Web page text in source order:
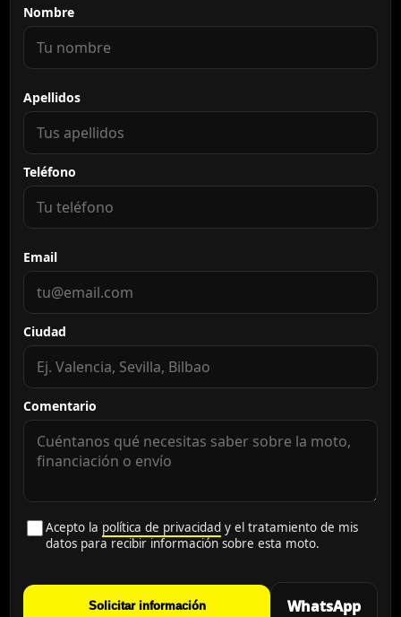
Nombre
Apellidos
Teléfono
Email
Ciudad
Comentario
Acepto la política de privacidad y el tratamiento de mis
datos para recibir información sobre esta moto.
Solicitar información WhatsApp